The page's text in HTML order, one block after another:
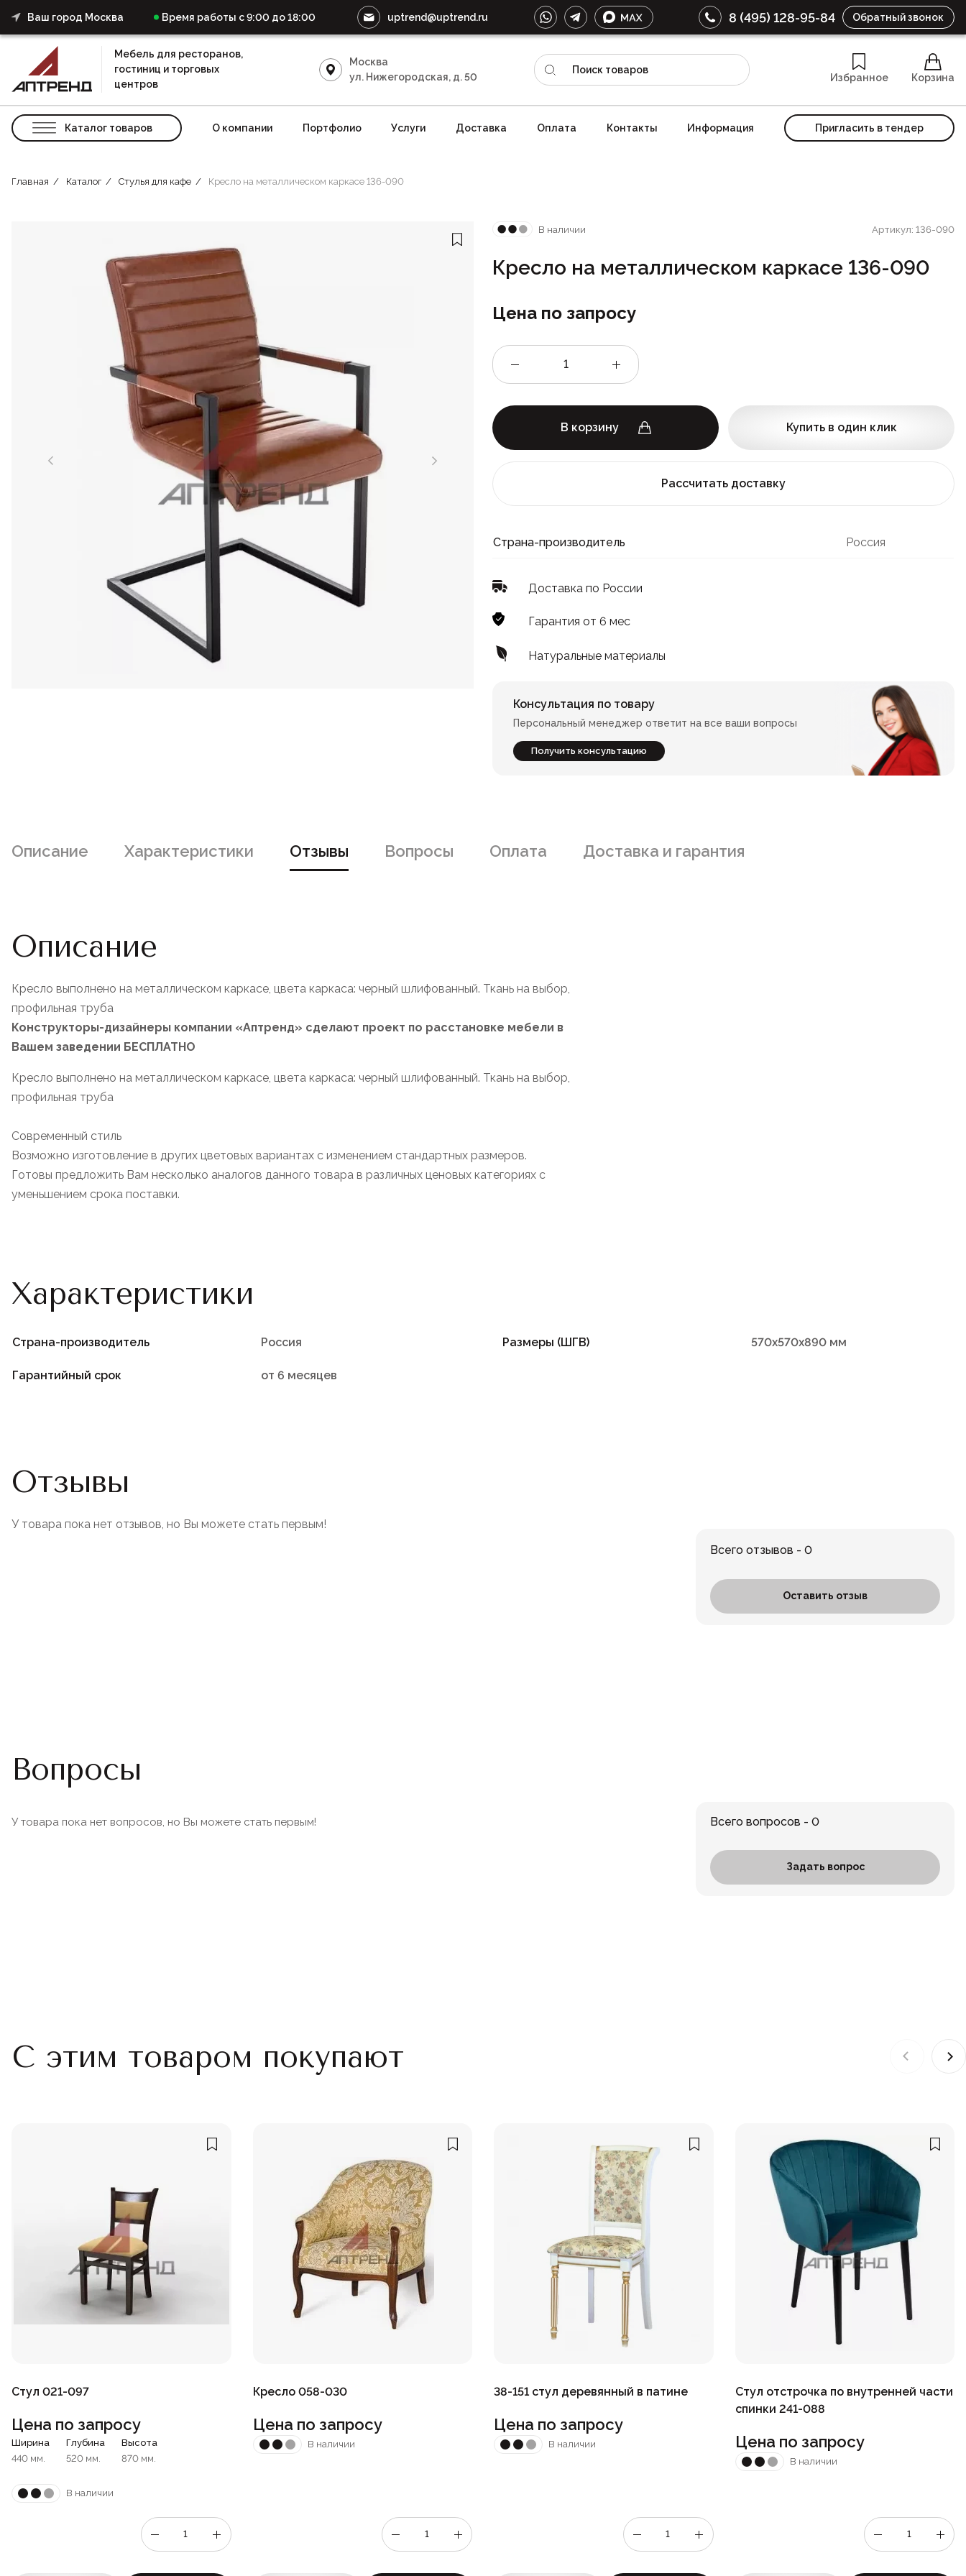
Ваш город Москва Время работы с 9:00 до 18:00 uptrend@uptrend.ru 8 (495) 128-95-84 Обратный звонок
Мебель для ресторанов,
гостиниц и торговых
центров
Москва
ул. Нижегородская, д. 50
Избранное Корзина
Каталог товаров О компании Портфолио Услуги Доставка Оплата Контакты Информация Пригласить в тендер
Главная Каталог Стулья для кафе Кресло на металлическом каркасе 136-090
В наличии Артикул: 136-090
Кресло на металлическом каркасе 136-090
Цена по запросу
В корзину Купить в один клик
Рассчитать доставку
Страна-производитель Россия
Доставка по России
Гарантия от 6 мес
Натуральные материалы
Консультация по товару
Персональный менеджер ответит на все ваши вопросы
Получить консультацию
Описание Характеристики Отзывы Вопросы Оплата Доставка и гарантия
Описание
Кресло выполнено на металлическом каркасе, цвета каркаса: черный шлифованный. Ткань на выбор,
профильная труба
Конструкторы-дизайнеры компании «Аптренд» сделают проект по расстановке мебели в
Вашем заведении БЕСПЛАТНО
Кресло выполнено на металлическом каркасе, цвета каркаса: черный шлифованный. Ткань на выбор,
профильная труба
Современный стиль
Возможно изготовление в других цветовых вариантах с изменением стандартных размеров.
Готовы предложить Вам несколько аналогов данного товара в различных ценовых категориях с
уменьшением срока поставки.
Характеристики
Страна-производитель Россия
Гарантийный срок от 6 месяцев
Размеры (ШГВ) 570х570х890 мм
Отзывы
Всего отзывов - 0
Оставить отзыв
У товара пока нет отзывов, но Вы можете стать первым!
Вопросы
Всего вопросов - 0
Задать вопрос
У товара пока нет вопросов, но Вы можете стать первым!
С этим товаром покупают
Стул 021-097
Цена по запросу
Ширина
440 мм.
Глубина
520 мм.
Высота
870 мм.
В наличии
Кресло 058-030
Цена по запросу
В наличии
38-151 стул деревянный в патине
Цена по запросу
В наличии
Стул отстрочка по внутренней части
спинки 241-088
Цена по запросу
В наличии